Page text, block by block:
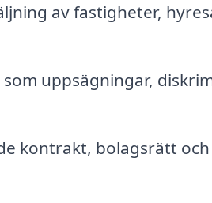
av fastigheter,
uppsägningar,
kontrakt, bolagsrätt